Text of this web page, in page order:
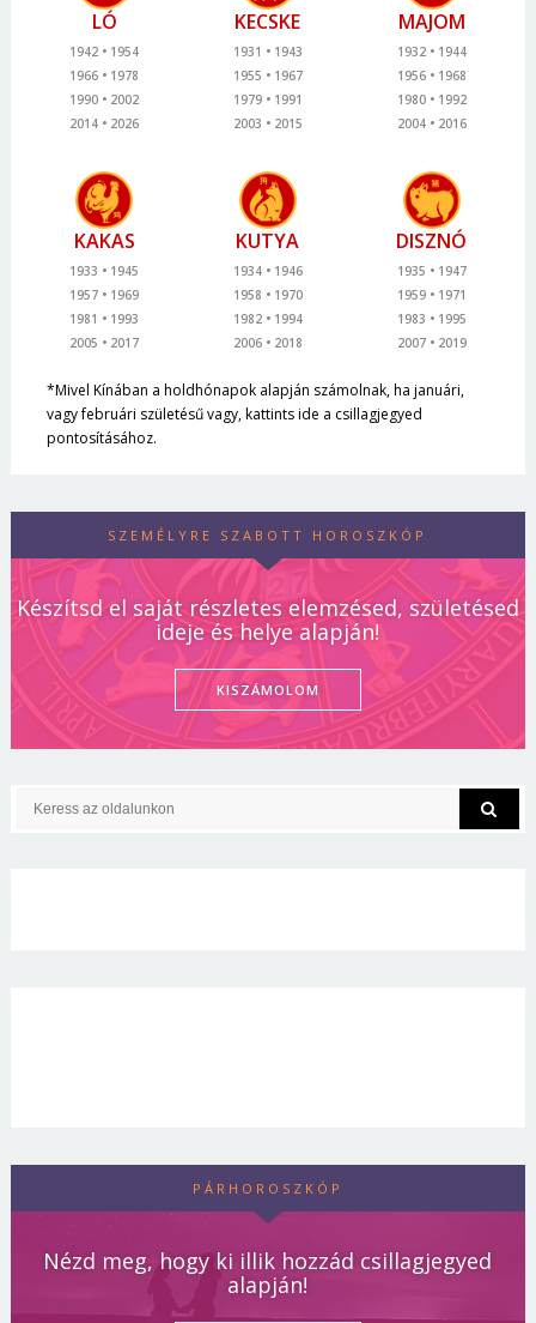
LÓ
1942
1954
1966
1978
1990
2002
2014
2026
KECSKE
1931
1943
1955
1967
1979
1991
2003
2015
MAJOM
1932
1944
1956
1968
1980
1992
2004
2016
KAKAS
1933
1945
1957
1969
1981
1993
2005
2017
KUTYA
1934
1946
1958
1970
1982
1994
2006
2018
DISZNÓ
1935
1947
1959
1971
1983
1995
2007
2019
*Mivel Kínában a holdhónapok alapján számolnak, ha januári,
vagy februári születésű vagy, kattints ide a csillagjegyed
pontosításához.
SZEMÉLYRE SZABOTT HOROSZKÓP
Készítsd el saját részletes elemzésed, születésed
ideje és helye alapján!
KISZÁMOLOM
PÁRHOROSZKÓP
Nézd meg, hogy ki illik hozzád csillagjegyed
alapján!